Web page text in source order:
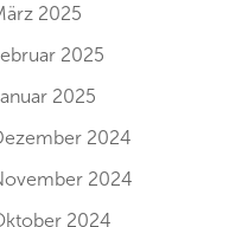
2025
2025
2025
2024
2024
2024